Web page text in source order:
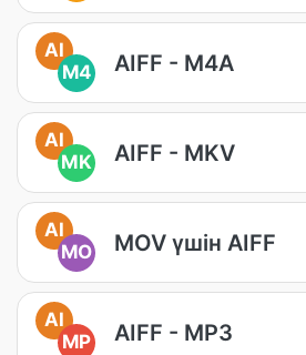
AI
M4
AIFF - M4A
AI
MK
AIFF - MKV
AI
MO
MOV үшін AIFF
AI
MP
AIFF - MP3